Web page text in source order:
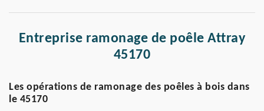
Entreprise ramonage de poêle Attray
45170
Les opérations de ramonage des poêles à bois dans
le 45170